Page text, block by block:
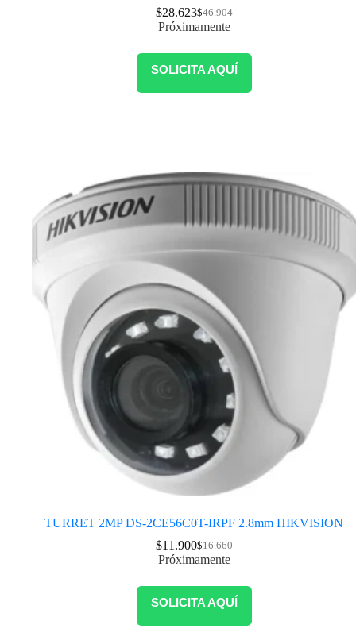
$46.904
$28.623
Próximamente
SOLICITA AQUÍ
TURRET 2MP DS-2CE56C0T-IRPF 2.8mm HIKVISION
$16.660
$11.900
Próximamente
SOLICITA AQUÍ